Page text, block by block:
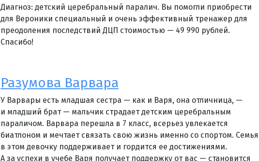
Диагноз: детский церебральный паралич. Вы помогли приобрести
для Вероники специальный и очень эффективный тренажер для
преодоления последствий ДЦП стоимостью — 49 990 рублей.
Спасибо!
Разумова Варвара
У Варвары есть младшая сестра — как и Варя, она отличница, —
и младший брат — мальчик страдает детским церебральным
параличом. Варвара перешла в 7 класс, всерьез увлекается
биатлоном и мечтает связать свою жизнь именно со спортом. Семья
в этом девочку поддерживает и гордится ее достижениями.
А за успехи в учебе Варя получает поддержку от вас — становится